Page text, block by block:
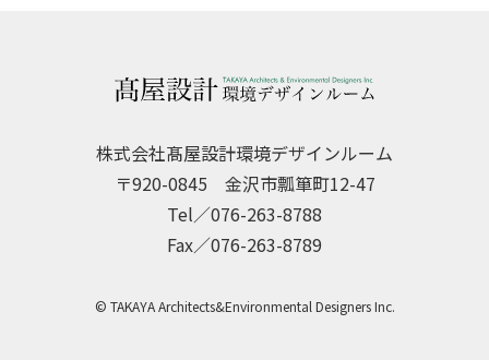
株式会社髙屋設計環境デザインルーム
〒920-0845 金沢市瓢箪町12-47
Tel／076-263-8788
Fax／076-263-8789
© TAKAYA Architects&Environmental Designers Inc.